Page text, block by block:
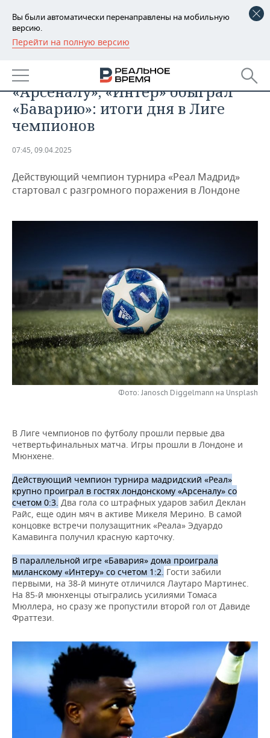
Вы были автоматически перенаправлены на мобильную
версию.
Перейти на полную версию
РЕГИОНЫ
БАШКОРТОСТАН
ТАТАРСТАН
УДМУРТИЯ
НОВОСТИ
АНАЛИТИКА
НОВОСТИ АНАЛИТИКИ
ДЕКЛАРАЦИИ О ДОХОДАХ
КОРОЛИ ГОСЗАКАЗА ПФО
ЭКОНОМИКА
НОВОСТИ ЭКОНОМИКИ
ФИНАНСЫ
ИНВЕСТИЦИИ
ПРОМЫШЛЕННОСТЬ
НОВОСТИ
ПРОМЫШЛЕННОСТИ
АГРОПРОМ
НЕФТЕХИМИЯ
НЕФТЬ
ОПК
ЭНЕРГЕТИКА
НЕДВИЖИМОСТЬ
НОВОСТИ БИЗНЕСА
РОЗНИЧНАЯ ТОРГОВЛЯ
ТРАНСПОРТ
УСЛУГИ
ТЕХНОЛОГИИ
НОВОСТИ ТЕХНОЛОГИЙ
IT
МЕДИА
ТЕЛЕКОММУНИКАЦИИ
МЕРОПРИЯТИЯ
НОВОСТИ МЕРОПРИЯТИЙ
ВЫЕЗДНАЯ РЕДАКЦИЯ
БИЗНЕС-БРАНЧИ
ОТКРЫТАЯ ЛЕКЦИЯ
СПОРТ
НОВОСТИ СПОРТА
ФУТБОЛ
БАСКЕТБОЛ
ВОЛЕЙБОЛ
КИБЕРСПОРТ
ФИГУРНОЕ КАТАНИЕ
ВОДНЫЕ ВИДЫ СПОРТА
ХОККЕЙ С МЯЧОМ
ОБЩЕСТВО
НОВОСТИ ОБЩЕСТВА
ИНФРАСТРУКТУРА
ИСТОРИЯ
КУЛЬТУРА
МЕДИЦИНА
ОБРАЗОВАНИЕ
ПРОИСШЕСТВИЯ
ФОТОГАЛЕРЕЯ
СПРАВОЧНИК
СПИСОК ПЕРСОН
СПИСОК КОМПАНИЙ
ПОЛНАЯ ВЕРСИЯ
«Реал» крупно проиграл
«Арсеналу», «Интер» обыграл
«Баварию»: итоги дня в Лиге
чемпионов
07:45, 09.04.2025
Действующий чемпион турнира «Реал Мадрид»
стартовал с разгромного поражения в Лондоне
Фото: Janosch Diggelmann на Unsplash
В Лиге чемпионов по футболу прошли первые два
четвертьфинальных матча. Игры прошли в Лондоне и
Мюнхене.
Действующий чемпион турнира мадридский «Реал»
крупно проиграл в гостях лондонскому «Арсеналу» со
счетом 0:3. Два гола со штрафных ударов забил Деклан
Райс, еще один мяч в активе Микеля Мерино. В самой
концовке встречи полузащитник «Реала» Эдуардо
Камавинга получил красную карточку.
В параллельной игре «Бавария» дома проиграла
миланскому «Интеру» со счетом 1:2. Гости забили
первыми, на 38-й минуте отличился Лаутаро Мартинес.
На 85-й мюнхенцы отыгрались усилиями Томаса
Мюллера, но сразу же пропустили второй гол от Давиде
Фраттези.